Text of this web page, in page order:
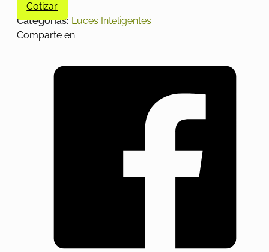
Cotizar
Categorías: Luces Inteligentes
Comparte en: